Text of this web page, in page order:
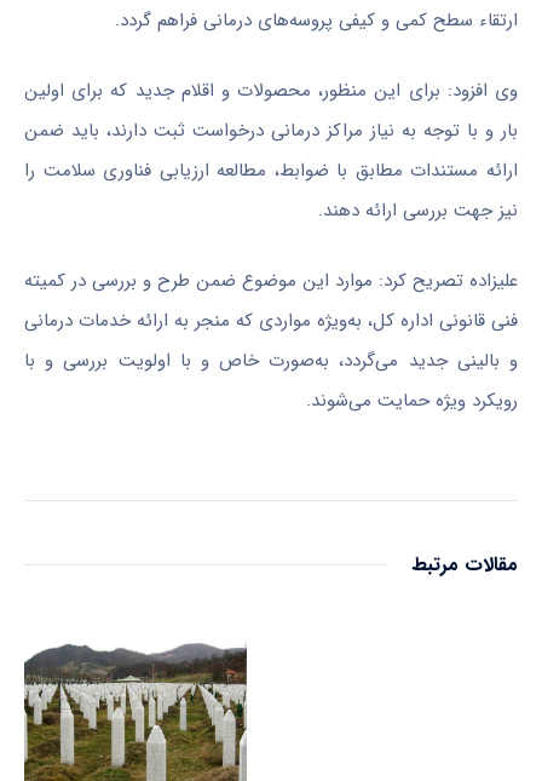
ارتقاء سطح کمی و کیفی پروسه‌های درمانی فراهم گردد.
وی افزود: برای این منظور، محصولات و اقلام جدید که برای اولین
بار و با توجه به نیاز مراکز درمانی درخواست ثبت دارند، باید ضمن
ارائه مستندات مطابق با ضوابط، مطالعه ارزیابی فناوری سلامت را
نیز جهت بررسی ارائه دهند.
علیزاده تصریح کرد: موارد این موضوع ضمن طرح و بررسی در کمیته
فنی قانونی اداره کل، به‌ویژه مواردی که منجر به ارائه خدمات درمانی
و بالینی جدید می‌گردد، به‌صورت خاص و با اولویت بررسی و با
رویکرد ویژه حمایت می‌شوند.
مقالات مرتبط